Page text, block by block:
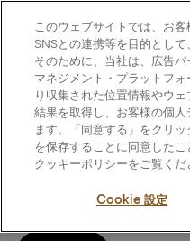
L'Oréal Professionnel
Site Menu
ホーム > すべての製品 ヘア
アブソルー
このウェブサイトでは、お
SNSとの連携等を目的とし
そのために、当社は、広告
マネジメント・プラットフ
り収集された位置情報やウ
結果を取得し、お客様の個
ます。「同意する」をクリ
を保存することに同意した
クッキーポリシーをご覧くだ
Cookie 設定